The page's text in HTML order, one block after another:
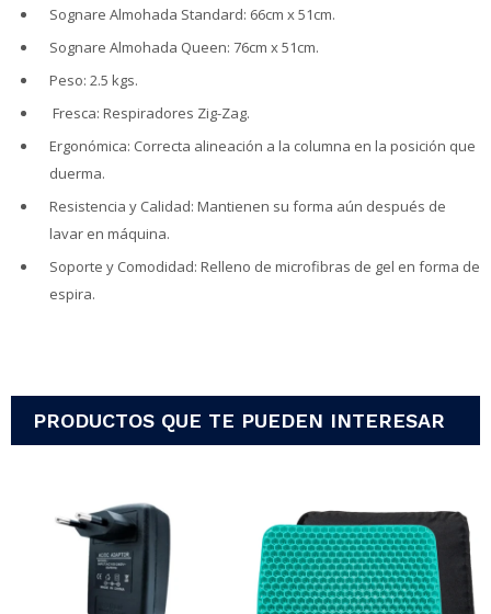
Sognare Almohada Standard: 66cm x 51cm.
Sognare Almohada Queen: 76cm x 51cm.
Peso: 2.5 kgs.
Fresca: Respiradores Zig-Zag.
Ergonómica: Correcta alineación a la columna en la posición que
duerma.
Resistencia y Calidad: Mantienen su forma aún después de
lavar en máquina.
Soporte y Comodidad: Relleno de microfibras de gel en forma de
espira.
PRODUCTOS QUE TE PUEDEN INTERESAR